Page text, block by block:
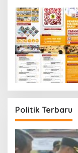
Politik Terbaru